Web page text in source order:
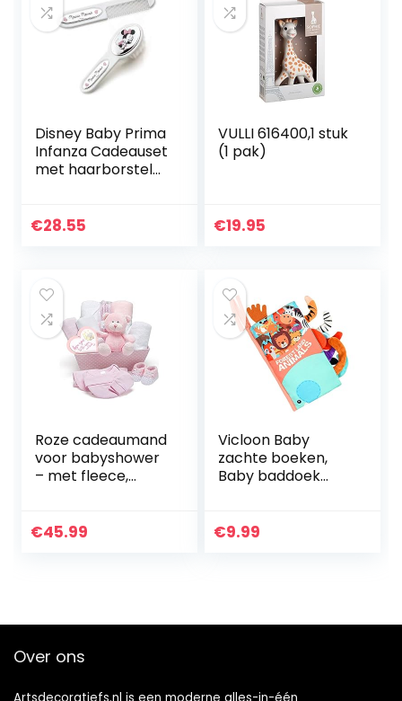
Disney Baby Prima
Infanza Cadeauset
met haarborstel
accessoires met
€28.55
VULLI 616400,1 stuk
(1 pak)
€19.95
Roze cadeaumand
voor babyshower
– met fleece,
babykleertjes, 2
€45.99
Vicloon Baby
zachte boeken,
Baby baddoek
jaar oude peuters
€9.99
Over ons